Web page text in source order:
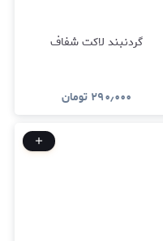
گردنبند لاکت شفاف
۲۹۰٫۰۰۰ تومان